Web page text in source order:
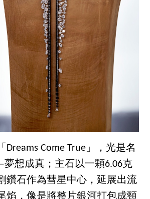
Dreams Come True」，光是名
想成真；主石以一顆6.06克
鑽石作為彗星中心，延展出流
焰，像是將整片銀河打包成頸